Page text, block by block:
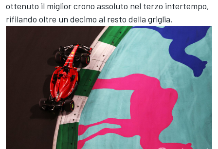
ottenuto il miglior crono assoluto nel terzo intertempo,
rifilando oltre un decimo al resto della griglia.